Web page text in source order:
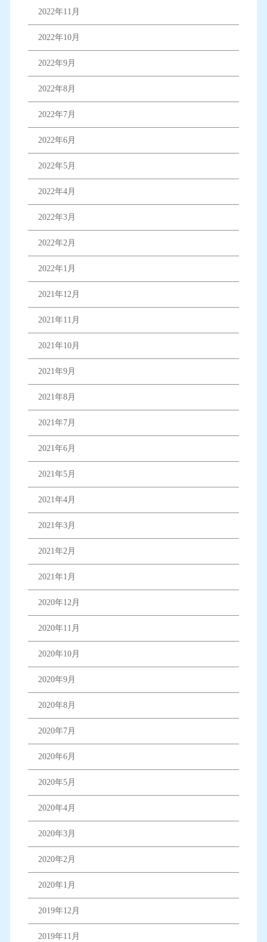
2022年11月
2022年10月
2022年9月
2022年8月
2022年7月
2022年6月
2022年5月
2022年4月
2022年3月
2022年2月
2022年1月
2021年12月
2021年11月
2021年10月
2021年9月
2021年8月
2021年7月
2021年6月
2021年5月
2021年4月
2021年3月
2021年2月
2021年1月
2020年12月
2020年11月
2020年10月
2020年9月
2020年8月
2020年7月
2020年6月
2020年5月
2020年4月
2020年3月
2020年2月
2020年1月
2019年12月
2019年11月